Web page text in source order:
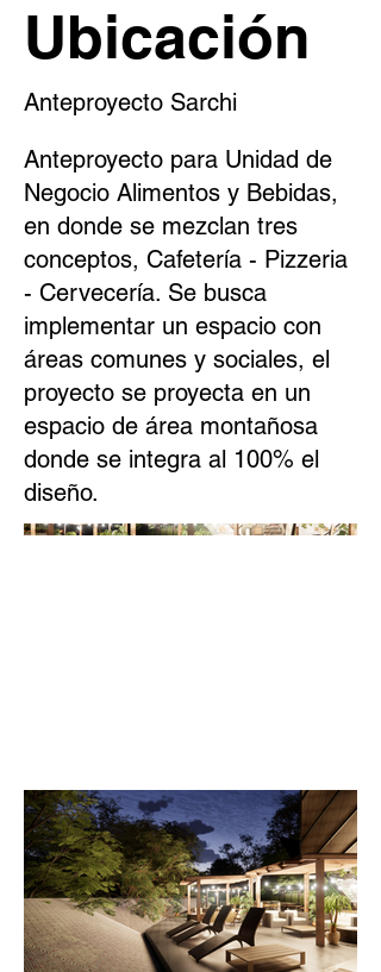
Ubicación
Anteproyecto Sarchi
Anteproyecto para Unidad de
Negocio Alimentos y Bebidas,
en donde se mezclan tres
conceptos, Cafetería - Pizzeria
- Cervecería. Se busca
implementar un espacio con
áreas comunes y sociales, el
proyecto se proyecta en un
espacio de área montañosa
donde se integra al 100% el
diseño.